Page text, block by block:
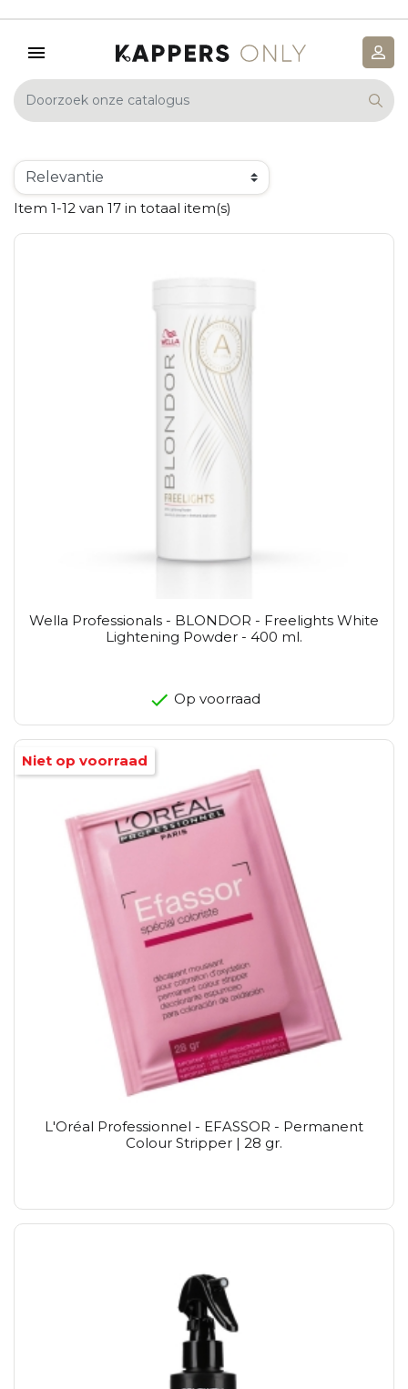
Item 1-12 van 17 in totaal item(s)
Wella Professionals - BLONDOR - Freelights White
Lightening Powder - 400 ml.
Op voorraad
L'Oréal Professionnel - EFASSOR - Permanent
Colour Stripper | 28 gr.
Niet op voorraad